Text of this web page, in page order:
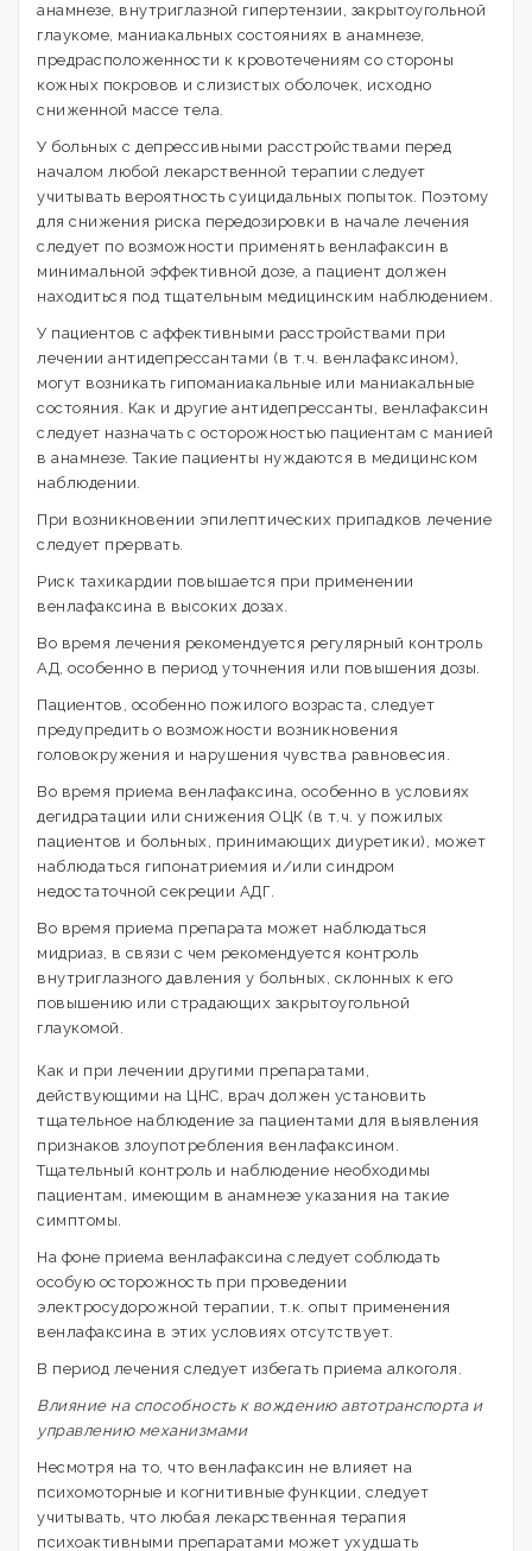
анамнезе, внутриглазной гипертензии, закрытоугольной
глаукоме, маниакальных состояниях в анамнезе,
предрасположенности к кровотечениям со стороны
кожных покровов и слизистых оболочек, исходно
сниженной массе тела.
У больных с депрессивными расстройствами перед
началом любой лекарственной терапии следует
учитывать вероятность суицидальных попыток. Поэтому
для снижения риска передозировки в начале лечения
следует по возможности применять венлафаксин в
минимальной эффективной дозе, а пациент должен
находиться под тщательным медицинским наблюдением.
У пациентов с аффективными расстройствами при
лечении антидепрессантами (в т.ч. венлафаксином),
могут возникать гипоманиакальные или маниакальные
состояния. Как и другие антидепрессанты, венлафаксин
следует назначать с осторожностью пациентам с манией
в анамнезе. Такие пациенты нуждаются в медицинском
наблюдении.
При возникновении эпилептических припадков лечение
следует прервать.
Риск тахикардии повышается при применении
венлафаксина в высоких дозах.
Во время лечения рекомендуется регулярный контроль
АД, особенно в период уточнения или повышения дозы.
Пациентов, особенно пожилого возраста, следует
предупредить о возможности возникновения
головокружения и нарушения чувства равновесия.
Во время приема венлафаксина, особенно в условиях
дегидратации или снижения ОЦК (в т.ч. у пожилых
пациентов и больных, принимающих диуретики), может
наблюдаться гипонатриемия и/или синдром
недостаточной секреции АДГ.
Во время приема препарата может наблюдаться
мидриаз, в связи с чем рекомендуется контроль
внутриглазного давления у больных, склонных к его
повышению или страдающих закрытоугольной
глаукомой.
Как и при лечении другими препаратами,
действующими на ЦНС, врач должен установить
тщательное наблюдение за пациентами для выявления
признаков злоупотребления венлафаксином.
Тщательный контроль и наблюдение необходимы
пациентам, имеющим в анамнезе указания на такие
симптомы.
На фоне приема венлафаксина следует соблюдать
особую осторожность при проведении
электросудорожной терапии, т.к. опыт применения
венлафаксина в этих условиях отсутствует.
В период лечения следует избегать приема алкоголя.
Влияние на способность к вождению автотранспорта и
управлению механизмами
Несмотря на то, что венлафаксин не влияет на
психомоторные и когнитивные функции, следует
учитывать, что любая лекарственная терапия
психоактивными препаратами может ухудшать